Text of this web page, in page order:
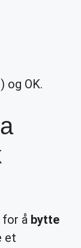
og OK.
for å bytte
et